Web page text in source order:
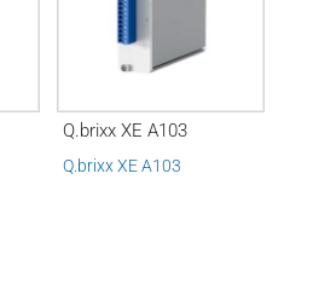
Q.brixx XE A103
Q.brixx XE A103